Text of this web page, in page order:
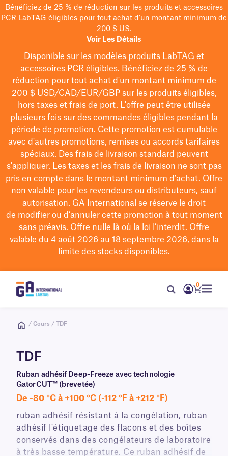
Bénéficiez de 25 % de réduction sur les produits et accessoires
PCR LabTAG éligibles pour tout achat d'un montant minimum de
200 $ US.
Voir Les Détails
Disponible sur les modèles produits LabTAG et
accessoires PCR éligibles. Bénéficiez de 25 % de
réduction pour tout achat d'un montant minimum de
200 $USD/CAD/EUR/GBPsur les produits éligibles,
hors taxes et frais de port. L'offre peut être utilisée
plusieurs fois sur des commandes éligibles pendant la
période de promotion. Cette promotion est cumulable
avec d'autres promotions, remises ou accords tarifaires
spéciaux. Des frais de livraison standard peuvent
s'appliquer. Les taxes et les frais de livraison ne sont pas
pris en compte dans le montant minimum d'achat. Offre
non valable pour les revendeurs ou distributeurs, sauf
autorisation. GA International se réserve le droit
de modifierou d’annuler cette promotion à tout moment
sans préavis. Offre nulle là où la loi l’interdit. Offre
valable du 4 août 2026 au 18 septembre 2026, dans la
limite des stocks disponibles.
0
/ Cours / TDF
TDF
Ruban adhésif Deep-Freeze avec technologie
GatorCUT™ (brevetée)
De -80 °C à +100 °C (-112 °F à +212 °F)
ruban adhésif résistant à la congélation, ruban
adhésif l'étiquetage des flacons et des boîtes
conservés dans des congélateurs de laboratoire
à très basse température. Ce ruban adhésif de